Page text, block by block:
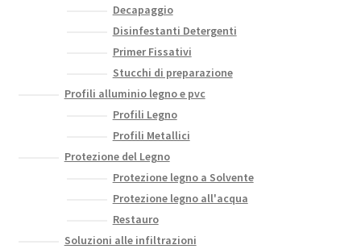
Decapaggio
Disinfestanti Detergenti
Primer Fissativi
Stucchi di preparazione
Profili alluminio legno e pvc
Profili Legno
Profili Metallici
Protezione del Legno
Protezione legno a Solvente
Protezione legno all'acqua
Restauro
Soluzioni alle infiltrazioni